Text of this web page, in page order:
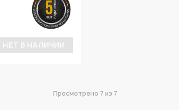
НЕТ В НАЛИЧИИ
Просмотрено 7 из 7